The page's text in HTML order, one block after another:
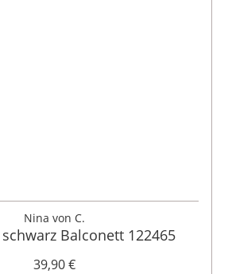
Nina von C.
Balconett 122465
39,90 €